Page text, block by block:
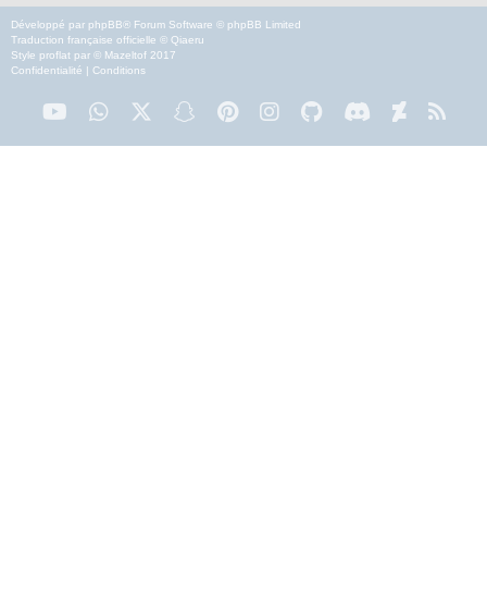
Développé par phpBB® Forum Software © phpBB Limited
Traduction française officielle © Qiaeru
Style proflat par © Mazeltof 2017
Confidentialité | Conditions